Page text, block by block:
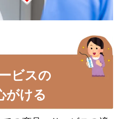
ビスの
がける